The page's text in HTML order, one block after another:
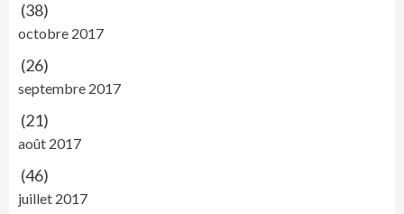
(38)
octobre 2017
(26)
septembre 2017
(21)
août 2017
(46)
juillet 2017